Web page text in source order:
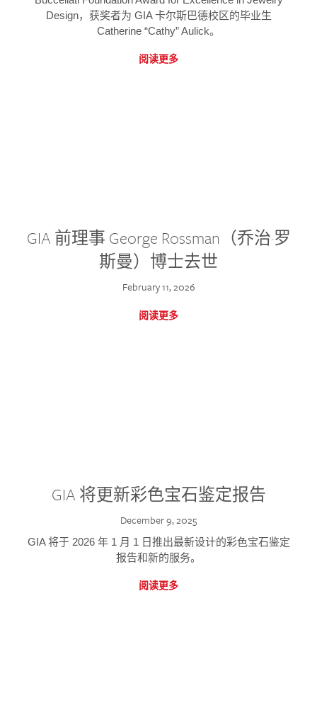
Design，获奖者为 GIA 卡尔斯巴德校区的毕业生
Catherine “Cathy” Aulick。
阅读更多
GIA 前理事 George Rossman（乔治·罗
斯曼）博士去世
February 11, 2026
阅读更多
GIA 将更新彩色宝石鉴定报告
December 9, 2025
GIA 将于 2026 年 1 月 1 日推出最新设计的彩色宝石鉴定
报告和新的服务。
阅读更多